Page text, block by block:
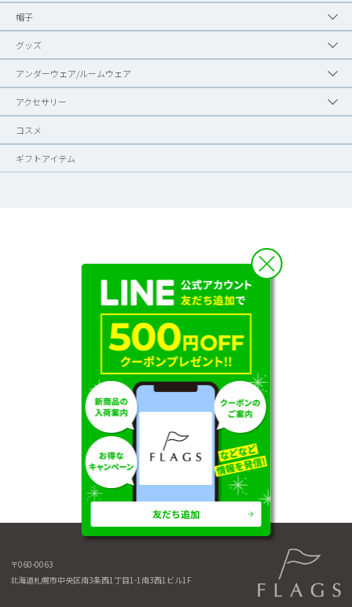
友だち追加
帽子
グッズ
アンダーウェア/ルームウェア
アクセサリー
コスメ
ギフトアイテム
〒060-0063
北海道札幌市中央区南3条西1丁目1-1南3西1ビル1F